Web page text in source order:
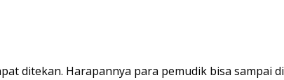
ditekan. Harapannya para pemudik bisa sampai di